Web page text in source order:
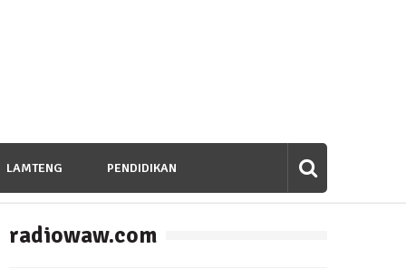
LAMTENG PENDIDIKAN
untuk Bangsa
radiowaw.com